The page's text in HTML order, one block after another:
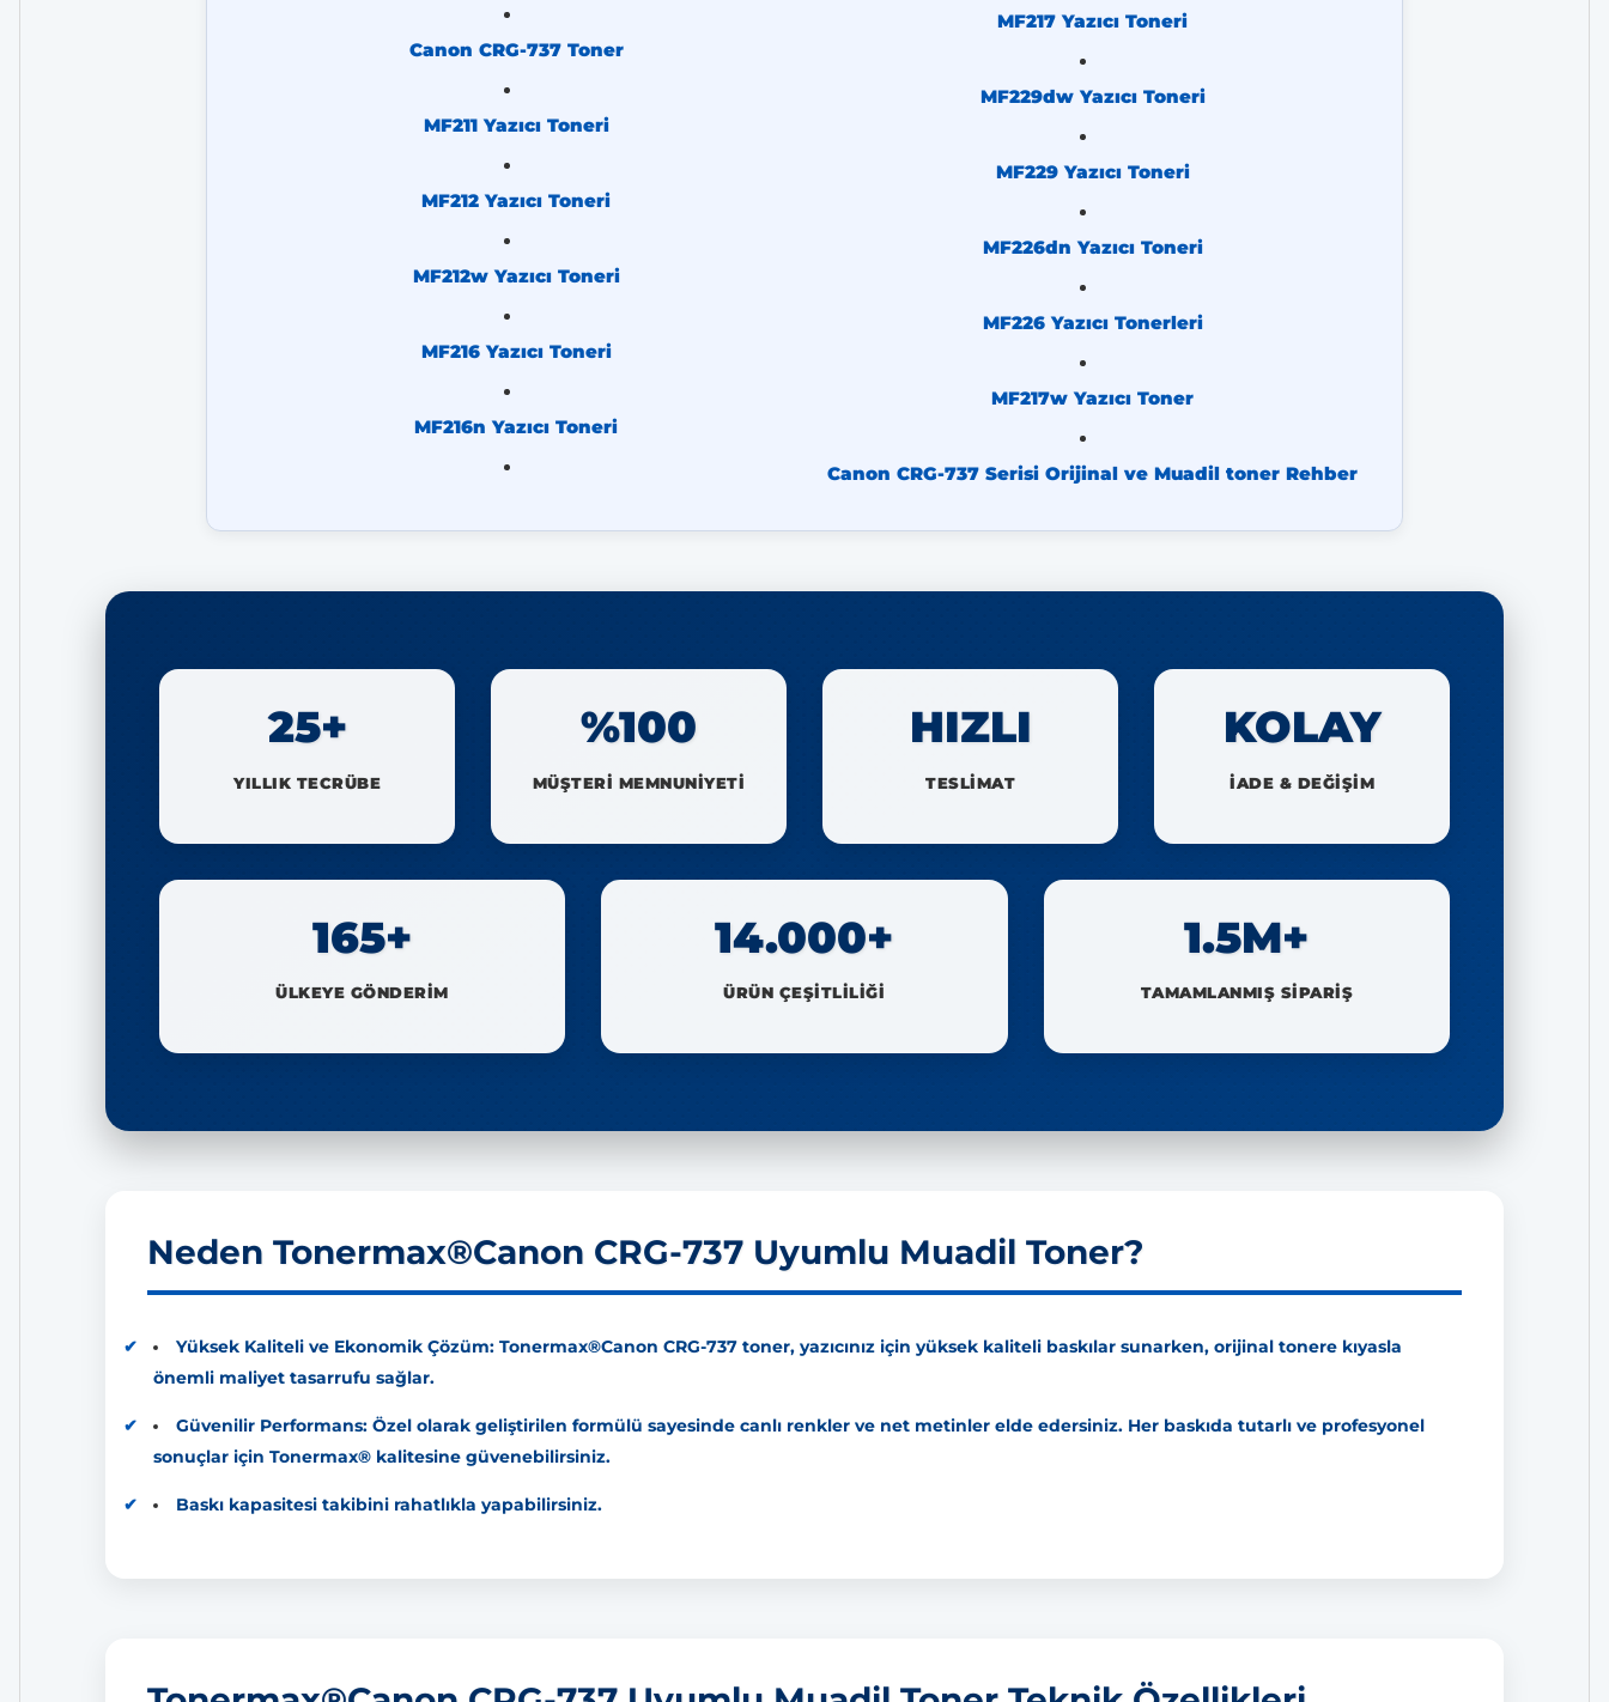
Canon CRG-737 Toner
MF211 Yazıcı Toneri
MF212 Yazıcı Toneri
MF212w Yazıcı Toneri
MF216 Yazıcı Toneri
MF216n Yazıcı Toneri
MF217 Yazıcı Toneri
MF229dw Yazıcı Toneri
MF229 Yazıcı Toneri
MF226dn Yazıcı Toneri
MF226 Yazıcı Tonerleri
MF217w Yazıcı Toner
Canon CRG-737 Serisi Orijinal ve Muadil toner Rehber
25+
YILLIK TECRÜBE
%100
MÜŞTERİ MEMNUNİYETİ
HIZLI
TESLİMAT
KOLAY
İADE & DEĞİŞİM
165+
ÜLKEYE GÖNDERİM
14.000+
ÜRÜN ÇEŞİTLİLİĞİ
1.5M+
TAMAMLANMIŞ SİPARİŞ
Neden Tonermax®Canon CRG-737 Uyumlu Muadil Toner?
Yüksek Kaliteli ve Ekonomik Çözüm: Tonermax®Canon CRG-737 toner, yazıcınız için yüksek kaliteli baskılar sunarken, orijinal tonere kıyasla
önemli maliyet tasarrufu sağlar.
Güvenilir Performans: Özel olarak geliştirilen formülü sayesinde canlı renkler ve net metinler elde edersiniz. Her baskıda tutarlı ve profesyonel
sonuçlar için Tonermax® kalitesine güvenebilirsiniz.
Baskı kapasitesi takibini rahatlıkla yapabilirsiniz.